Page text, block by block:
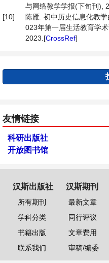
与网络教学学报(下旬刊),
[10]
陈雁. 初中历史信息化教
023年第一届生活教育学
2023.[CrossRef]
友情链接
科研出版社
开放图书馆
汉斯出版社
所有期刊
学科分类
书籍出版
联系我们
汉斯期刊
最新文章
同行评议
文章费用
审稿/编委